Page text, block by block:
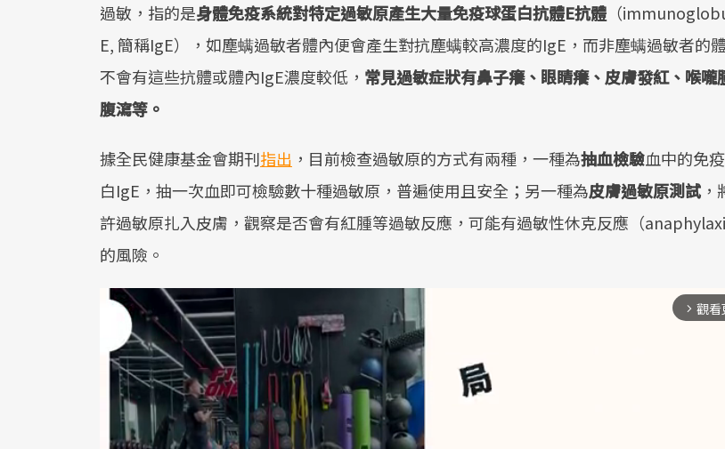
過敏，指的是身體免疫系統對特定過敏原產生大量免疫球蛋白抗體E抗體 （
E, 簡稱IgE），如塵螨過敏者體內便會產生對抗塵螨較高濃度的IgE，而非塵螨過敏者的
不會有這些抗體或體內IgE濃度較低， 常見過敏症狀有鼻子癢、眼睛癢、皮膚發紅、喉嚨
腹瀉等。
據全民健康基金會期刊指出 ，目前檢查過敏原的方式有兩種，一種為抽血檢驗血中的免
白IgE，抽一次血即可檢驗數十種過敏原，普遍使用且安全；另一種為皮膚過敏原測試 ，
許過敏原扎入皮膚，觀察是否會有紅腫等過敏反應，可能有過敏性休克反應（
的風險。
arrow_forward_ios 觀看